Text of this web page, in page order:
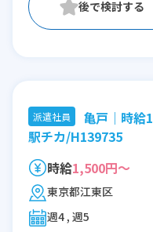
派遣社員
亀戸｜時給
駅チカ/H139735
時給1,500円～
東京都江東区
週4 , 週5